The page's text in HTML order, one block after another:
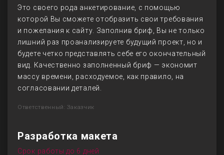
Это своего рода анкетирование, с помощью
которой Вы сможете отобразить свои требования
и пожелания к сайту. Заполнив бриф, Вы не только
лишний раз проанализируете будущий проект, но и
будете четко представлять себе его окончательный
вид. Качественно заполненный бриф — экономит
массу времени, расходуемое, как правило, на
согласовании деталей.
Ответственный: Заказчик
Разработка макета
Срок работы до 6 дней